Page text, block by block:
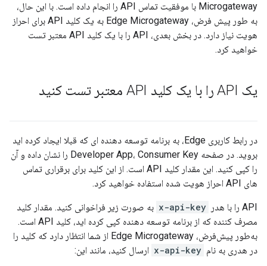
Microgateway با موفقیت تماس API را انجام داده است. با این حال،
به طور پیش فرض، Edge Microgateway به یک کلید API برای احراز
هویت نیاز دارد. در بخش بعدی، API را با یک کلید API معتبر تست
خواهید کرد.
یک API را با یک کلید API معتبر تست کنید
در رابط کاربری Edge، به برنامه توسعه دهنده ای که قبلا ایجاد کرده اید
بروید. در صفحه Developer App، Consumer Key را نشان داده و آن
را کپی کنید. این مقدار کلید API است. از این کلید برای برقراری تماس
های API احراز هویت شده استفاده خواهید کرد.
API را با هدر x-api-key به صورت زیر فراخوانی کنید. مقدار کلید
مصرف کننده که از برنامه توسعه دهنده کپی کرده اید، کلید API است.
به‌طور پیش‌فرض، Edge Microgateway از شما انتظار دارد که کلید را
در هدری به نام x-api-key ارسال کنید، مانند این: